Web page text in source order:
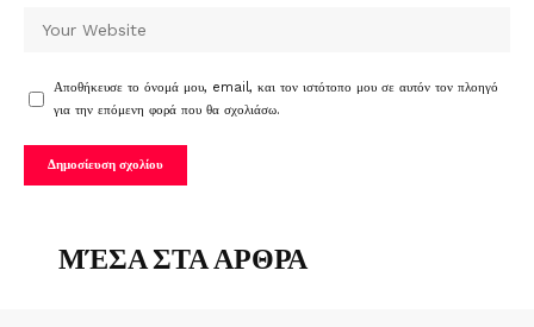
Αποθήκευσε το όνομά μου, email, και τον ιστότοπο μου σε αυτόν τον πλοηγό
για την επόμενη φορά που θα σχολιάσω.
ΜΈΣΑ ΣΤΑ ΑΡΘΡΑ